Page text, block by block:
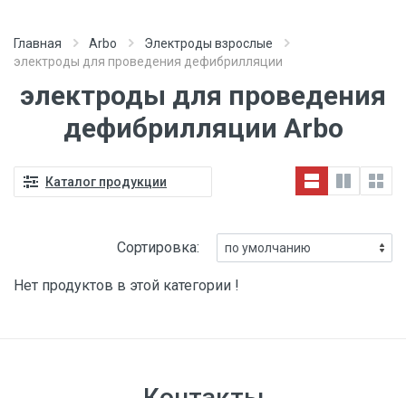
Главная Arbo
Электроды взрослые
электроды для проведения дефибрилляции
электроды для проведения
дефибрилляции Arbo
Каталог продукции
Сортировка:
Нет продуктов в этой категории !